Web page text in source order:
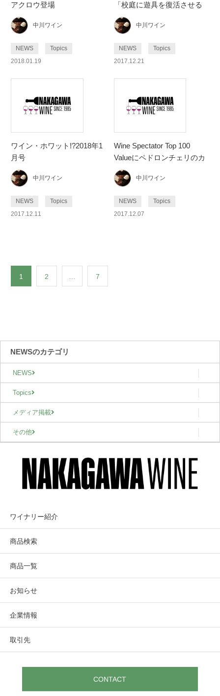
NEWSのカテゴリ
NEWS
Topics
メディア掲載
その他
アクロウ登場
中川ワイン
NEWS
Topics
2018.01.19
「校庭に遊具を復活させる
プロジェクト」に賛同し協
賛しました中川ワイン
NEWS
Topics
2017.12.21
ワイン・ホワット!?2018年1
月号
中川ワイン
NEWS
Topics
2017.12.11
Wine Spectator Top 100
Valueにペドロンチェリのカ
ベルネ・ソーヴィニヨン
スリー・ヴィンヤーズとソ
ースト・サイド・ヴィンヤ
ーズが選ばれました
中川ワイン
NEWS
Topics
2017.12.07
1 2 7
ワイナリー紹介
商品検索
商品一覧
お知らせ
企業情報
取引先
CONTACT